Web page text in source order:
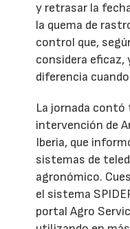
y retrasar la
la quema de
control que,
considera eficaz,
diferencia
La jornada contó
intervención de
Iberia, que
sistemas de
agronómico.
el sistema
portal Agro